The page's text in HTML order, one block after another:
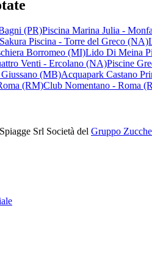
(PR)Piscina Marina Julia -
Sakura Piscina - Torre del Greco (NA)
Borromeo (MI)Lido Di Meina
Venti - Ercolano (NA)Piscine
(MB)Acquapark Castano
(RM)Club Nomentano - Roma
Srl Società del Gruppo